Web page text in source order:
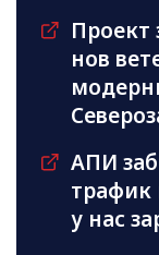
Проект
нов
АПИ
трафик
у нас